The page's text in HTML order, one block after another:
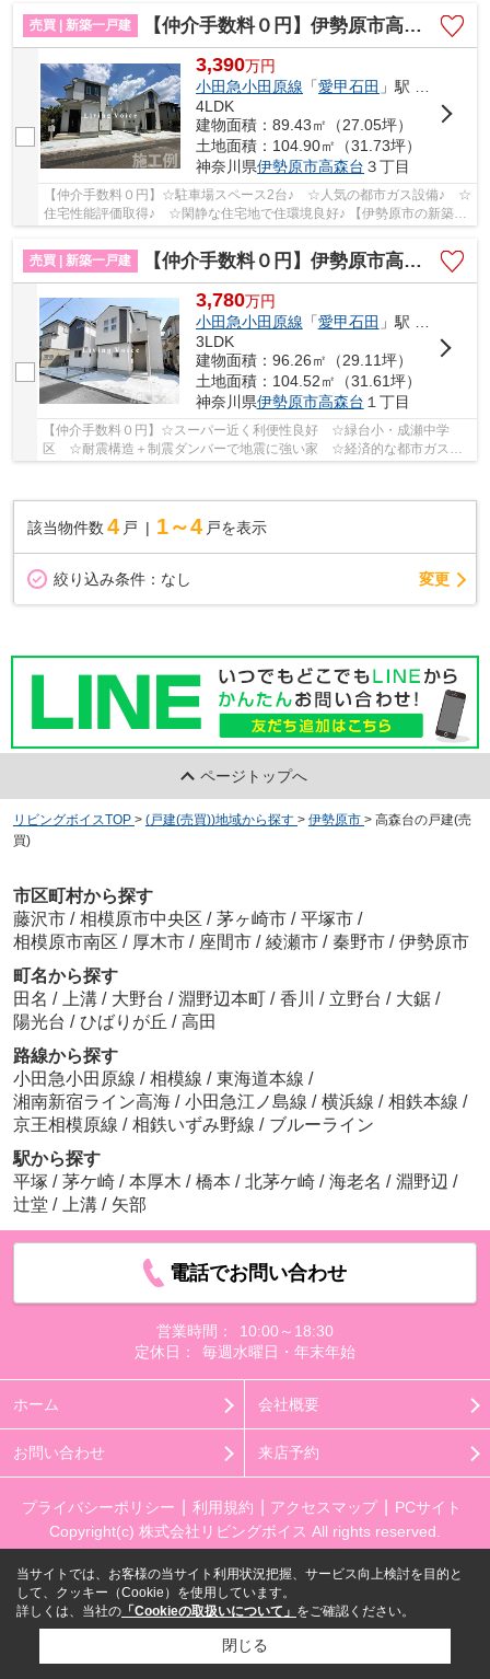
売買 | 新築一戸建
【仲介手数料０円】伊勢原市高森台3丁目 新築一戸建て 全2棟
3,390万円
小田急小田原線 「愛甲石田 」駅 徒歩24分
4LDK
建物面積：89.43㎡（27.05坪）
土地面積：104.90㎡（31.73坪）
神奈川県伊勢原市高森台 ３丁目
【仲介手数料０円】☆駐車場スペース2台♪ ☆人気の都市ガス設備♪ ☆
住宅性能評価取得♪ ☆閑静な住宅地で住環境良好♪ 【伊勢原市の新築一
売買 | 新築一戸建
【仲介手数料０円】伊勢原市高森台1丁目 新築一戸建て 全2棟
3,780万円
小田急小田原線 「愛甲石田 」駅 徒歩20分
3LDK
建物面積：96.26㎡（29.11坪）
土地面積：104.52㎡（31.61坪）
神奈川県伊勢原市高森台 １丁目
【仲介手数料０円】☆スーパー近く利便性良好 ☆緑台小・成瀬中学
区 ☆耐震構造＋制震ダンバーで地震に強い家 ☆経済的な都市ガス設
該当物件数 4 戸 1～4 戸を表示
絞り込み条件： なし 変更
ページトップへ
リビングボイスTOP > (戸建(売買))地域から探す > 伊勢原市 > 高森台の戸建(売
買)
市区町村から探す
藤沢市 / 相模原市中央区 / 茅ヶ崎市 / 平塚市 /
相模原市南区 / 厚木市 / 座間市 / 綾瀬市 / 秦野市 / 伊勢原市
町名から探す
田名 / 上溝 / 大野台 / 淵野辺本町 / 香川 / 立野台 / 大鋸 /
陽光台 / ひばりが丘 / 高田
路線から探す
小田急小田原線 / 相模線 / 東海道本線 /
湘南新宿ライン高海 / 小田急江ノ島線 / 横浜線 / 相鉄本線 /
京王相模原線 / 相鉄いずみ野線 / ブルーライン
駅から探す
平塚 / 茅ケ崎 / 本厚木 / 橋本 / 北茅ケ崎 / 海老名 / 淵野辺 /
辻堂 / 上溝 / 矢部
電話でお問い合わせ
営業時間：
10:00～18:30
定休日：
毎週水曜日・年末年始
ホーム 会社概要
お問い合わせ 来店予約
プライバシーポリシー 利用規約 アクセスマップ
PCサイト
Copyright(c) 株式会社リビングボイス All rights reserved.
当サイトでは、お客様の当サイト利用状況把握、サービス向上検討を目的と
して、クッキー（Cookie）を使用しています。
詳しくは、当社の 「Cookieの取扱いについて」 をご確認ください。
閉じる